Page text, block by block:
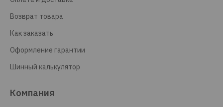
Возврат товара
Как заказать
Оформление гарантии
Шинный калькулятор
Компания